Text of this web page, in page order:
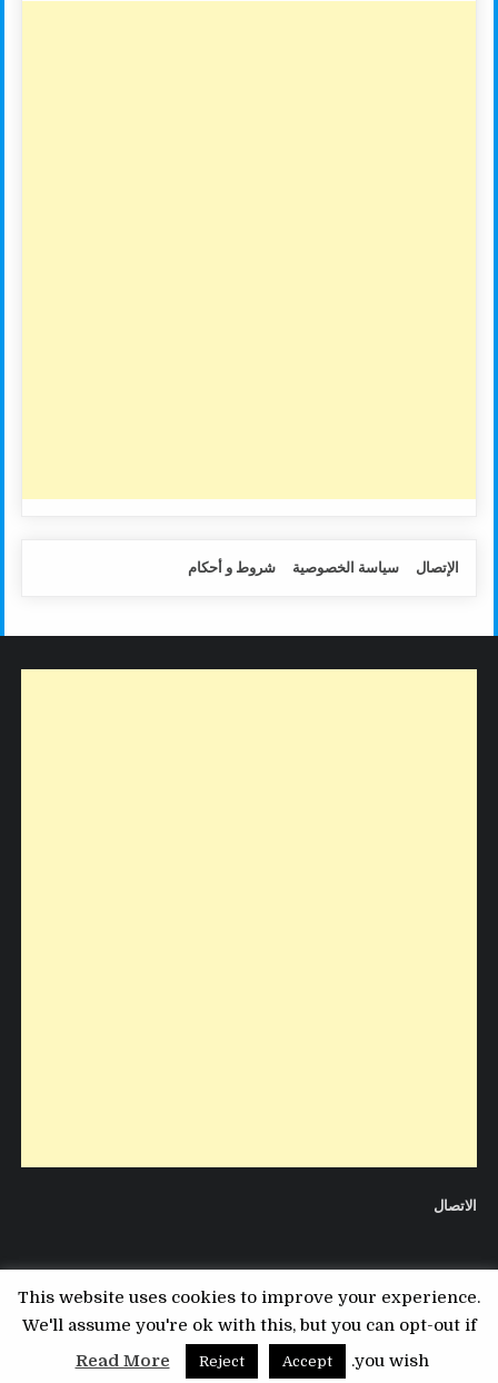
الإتصال سياسة الخصوصية شروط و أحكام
الاتصال
Copyright © 2026 مدونة التقني
Design by ThemesDNA.com
This website uses cookies to improve your experience.
We'll assume you're ok with this, but you can opt-out if
you wish.
Accept
Reject
Read More